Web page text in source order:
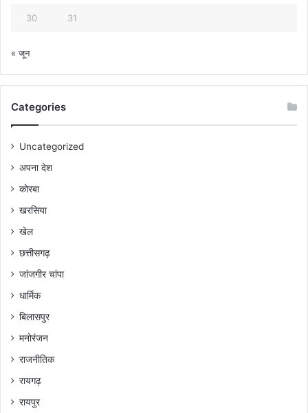
30 31
« जून
Categories
Uncategorized
अपना देश
कोरबा
खरसिया
खेल
छत्तीसगढ़
जांजगीर चांपा
धार्मिक
बिलासपुर
मनोरंजन
राजनीतिक
रायगढ़
रायपुर